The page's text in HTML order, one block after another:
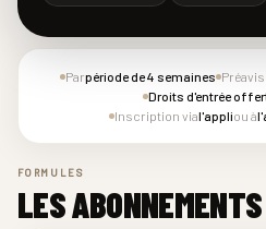
Parpériode de 4 semaines Préavis
Droits d'entrée
Inscription vial'appliou à
FORMULES
LES ABONNEMENTS